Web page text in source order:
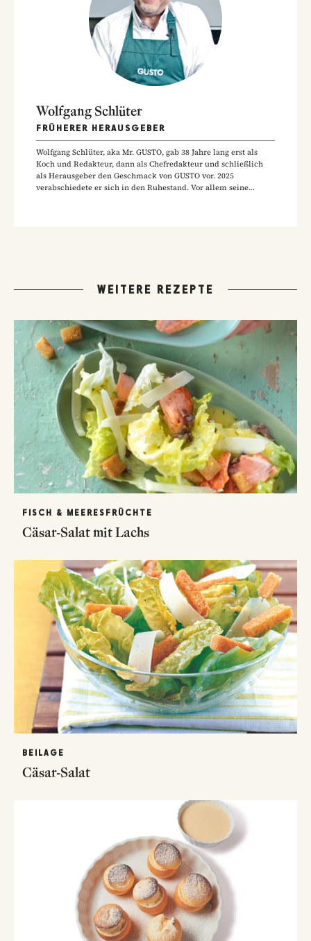
Wolfgang Schlüter
FRÜHERER HERAUSGEBER
Wolfgang Schlüter, aka Mr. GUSTO, gab 38 Jahre lang erst als
Koch und Redakteur, dann als Chefredakteur und schließlich
als Herausgeber den Geschmack von GUSTO vor. 2025
verabschiedete er sich in den Ruhestand. Vor allem seine
WEITERE REZEPTE
FISCH & MEERESFRÜCHTE
Cäsar-Salat mit Lachs
BEILAGE
Cäsar-Salat